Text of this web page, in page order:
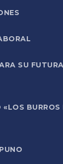
SU
«LOS BURROS